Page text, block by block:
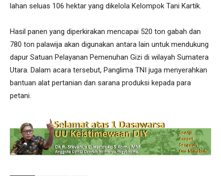
lahan seluas 106 hektar yang dikelola Kelompok Tani Kartik.
Hasil panen yang diperkirakan mencapai 520 ton gabah dan
780 ton palawija akan digunakan antara lain untuk mendukung
dapur Satuan Pelayanan Pemenuhan Gizi di wilayah Sumatera
Utara. Dalam acara tersebut, Panglima TNI juga menyerahkan
bantuan alat pertanian dan sarana produksi kepada para
petani.